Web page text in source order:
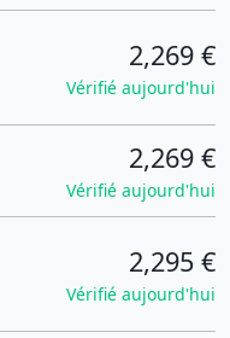
2,269 €
Vérifié aujourd'hui
2,269 €
Vérifié aujourd'hui
2,295 €
Vérifié aujourd'hui